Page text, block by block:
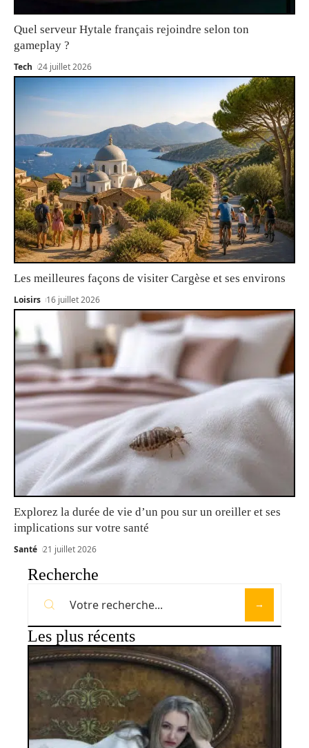
Quel serveur Hytale français rejoindre selon ton
gameplay ?
Tech 24 juillet 2026
Les meilleures façons de visiter Cargèse et ses environs
Loisirs 16 juillet 2026
Explorez la durée de vie d’un pou sur un oreiller et ses
implications sur votre santé
Santé 21 juillet 2026
Recherche
Les plus récents